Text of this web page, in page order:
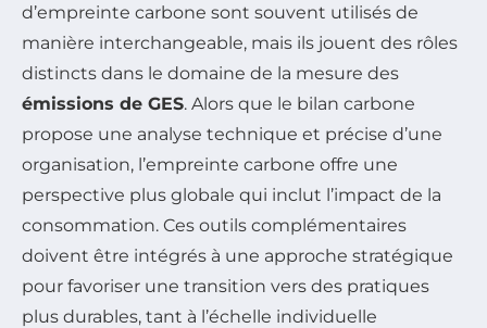
d’empreinte carbone sont souvent utilisés de
manière interchangeable, mais ils jouent des rôles
distincts dans le domaine de la mesure des
émissions de GES. Alors que le bilan carbone
propose une analyse technique et précise d’une
organisation, l’empreinte carbone offre une
perspective plus globale qui inclut l’impact de la
consommation. Ces outils complémentaires
doivent être intégrés à une approche stratégique
pour favoriser une transition vers des pratiques
plus durables, tant à l’échelle individuelle